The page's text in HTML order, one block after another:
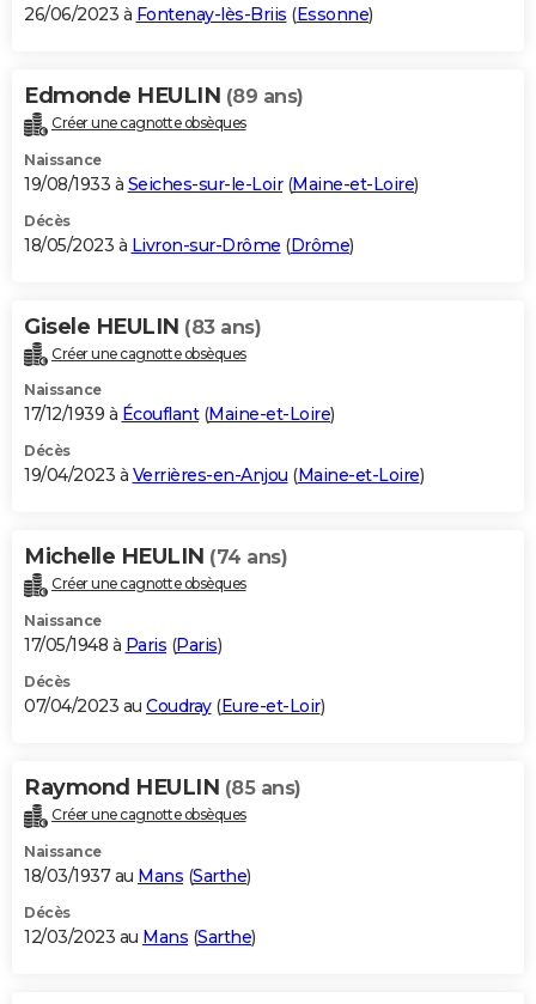
26/06/2023 à Fontenay-lès-Briis (Essonne)
Edmonde HEULIN (89 ans)
Créer une cagnotte obsèques
Naissance
19/08/1933 à Seiches-sur-le-Loir(Maine-et-Loire)
Décès
18/05/2023 à Livron-sur-Drôme (Drôme)
Gisele HEULIN (83 ans)
Créer une cagnotte obsèques
Naissance
17/12/1939 à Écouflant(Maine-et-Loire)
Décès
19/04/2023 à Verrières-en-Anjou (Maine-et-Loire)
Michelle HEULIN (74 ans)
Créer une cagnotte obsèques
Naissance
17/05/1948 à Paris (Paris)
Décès
07/04/2023 au Coudray(Eure-et-Loir)
Raymond HEULIN (85 ans)
Créer une cagnotte obsèques
Naissance
18/03/1937 au Mans (Sarthe)
Décès
12/03/2023 au Mans (Sarthe)